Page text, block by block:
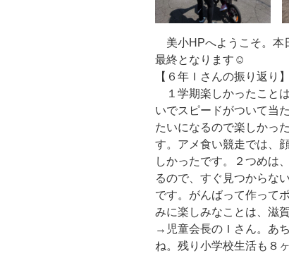
美小HPへようこそ。本
最終となります☺
【６年Ｉさんの振り返り】
１学期楽しかったこと
いでスピードがついて当
たいになるので楽しかっ
す。アメ食い競走では、
しかったです。２つめは
るので、すぐ見つからな
です。がんばって作って
みに楽しみなことは、滋
→児童会長のＩさん。あ
ね。残り小学校生活も８